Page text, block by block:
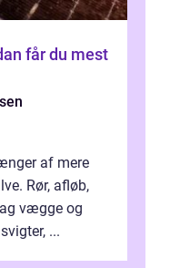
af mere
Rør, afløb,
vægge og
...